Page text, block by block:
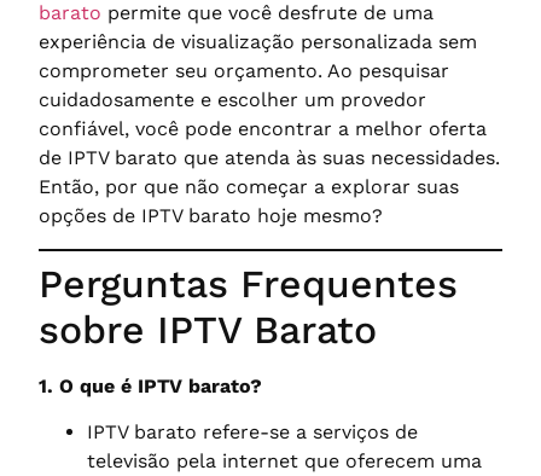
barato permite que você desfrute de uma
experiência de visualização personalizada sem
comprometer seu orçamento. Ao pesquisar
cuidadosamente e escolher um provedor
confiável, você pode encontrar a melhor oferta
de IPTV barato que atenda às suas necessidades.
Então, por que não começar a explorar suas
opções de IPTV barato hoje mesmo?
Perguntas Frequentes
sobre IPTV Barato
1. O que é IPTV barato?
IPTV barato refere-se a serviços de
televisão pela internet que oferecem uma